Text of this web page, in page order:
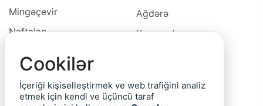
Mingəçevir
Naftalan
Neftçala
Oğuz
Ağdərə
Xocavəd
Cəbrayıl
Cookilər
İçeriği kişiselleştirmek ve web trafiğini analiz
etmek için kendi ve üçüncü taraf